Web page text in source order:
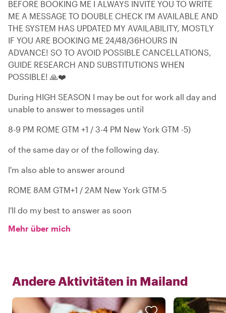
BEFORE BOOKING ME I ALWAYS INVITE YOU TO WRITE
ME A MESSAGE TO DOUBLE CHECK I'M AVAILABLE AND
THE SYSTEM HAS UPDATED MY AVAILABILITY, MOSTLY
IF YOU ARE BOOKING ME 24/48/36HOURS IN
ADVANCE! SO TO AVOID POSSIBLE CANCELLATIONS,
GUIDE RESEARCH AND SUBSTITUTIONS WHEN
POSSIBLE! 🙏❤️
During HIGH SEASON I may be out for work all day and
unable to answer to messages until
8-9 PM ROME GTM +1 / 3-4 PM New York GTM -5)
of the same day or of the following day.
I'm also able to answer around
ROME 8AM GTM+1 / 2AM New York GTM-5
I'll do my best to answer as soon
Mehr über mich
Andere Aktivitäten in Mailand